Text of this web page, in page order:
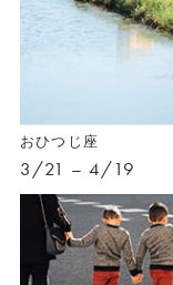
おひつじ座
3/21 – 4/19